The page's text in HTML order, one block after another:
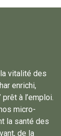
vitalité des
enrichi,
à l’emploi.
micro-
la santé des
de la